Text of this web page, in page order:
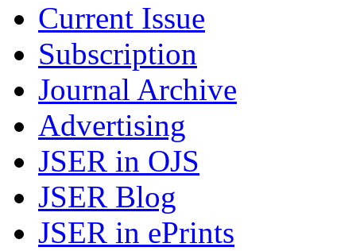
Current Issue
Subscription
Journal Archive
Advertising
JSER in OJS
JSER Blog
JSER in ePrints